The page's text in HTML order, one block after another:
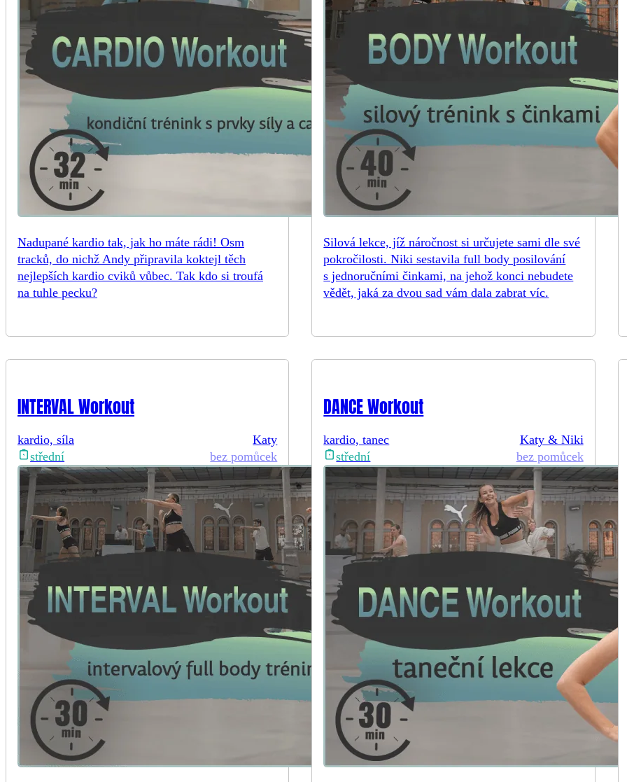
Nadupané kardio tak, jak ho máte rádi! Osm
tracků, do nichž Andy připravila koktejl těch
nejlepších kardio cviků vůbec. Tak kdo si troufá
na tuhle pecku?
Silová lekce, jíž náročnost si určujete sami dle své
pokročilosti. Niki sestavila full body posilování
s jednoručními činkami, na jehož konci nebudete
vědět, jaká za dvou sad vám dala zabrat víc.
INTERVAL Workout
kardio, síla
střední
Katy
bez pomůcek
DANCE Workout
kardio, tanec
střední
Katy & Niki
bez pomůcek